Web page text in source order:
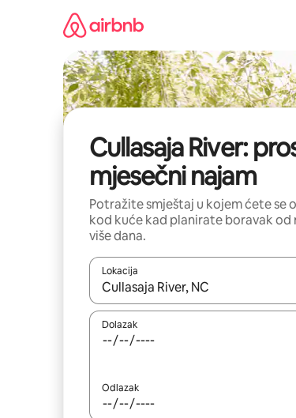
Cullasaja River:
mjesečni najam
Potražite smještaj u kojem ćete se
kod kuće kad planirate boravak od
više dana.
Lokacija
Kada budu dostupni rezultati, moći
Dolazak
Odlazak